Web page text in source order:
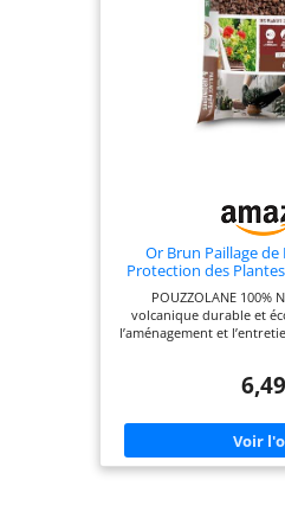
Or Brun Paillage de
Protection des
POUZZOLANE 100%
volcanique durable et
l’aménagement et
OPTIMISE LE DRAINAGE
développement
des variations de
LIMITE LA POUSSE DES
Paillage efficace pour
enrichir visuellement vos